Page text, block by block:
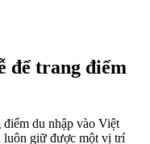
để trang điểm
du nhập vào Việt
luôn giữ được một vị trí